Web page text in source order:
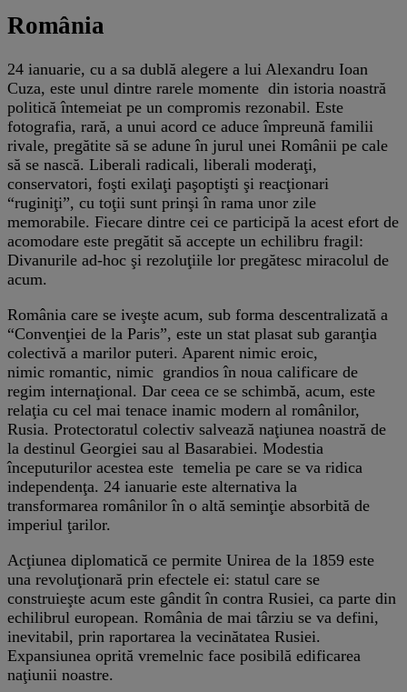
România
24 ianuarie, cu a sa dublă alegere a lui Alexandru Ioan
Cuza, este unul dintre rarele momente din istoria noastră
politică întemeiat pe un compromis rezonabil. Este
fotografia, rară, a unui acord ce aduce împreună familii
rivale, pregătite să se adune în jurul unei Românii pe cale
să se nască. Liberali radicali, liberali moderaţi,
conservatori, foşti exilaţi paşoptişti şi reacţionari
“ruginiţi”, cu toţii sunt prinşi în rama unor zile
memorabile. Fiecare dintre cei ce participă la acest efort de
acomodare este pregătit să accepte un echilibru fragil:
Divanurile ad-hoc şi rezoluţiile lor pregătesc miracolul de
acum.
România care se iveşte acum, sub forma descentralizată a
“Convenţiei de la Paris”, este un stat plasat sub garanţia
colectivă a marilor puteri. Aparent nimic eroic,
nimic romantic, nimic grandios în noua calificare de
regim internaţional. Dar ceea ce se schimbă, acum, este
relaţia cu cel mai tenace inamic modern al românilor,
Rusia. Protectoratul colectiv salvează naţiunea noastră de
la destinul Georgiei sau al Basarabiei. Modestia
începuturilor acestea este temelia pe care se va ridica
independenţa. 24 ianuarie este alternativa la
transformarea românilor în o altă seminţie absorbită de
imperiul ţarilor.
Acţiunea diplomatică ce permite Unirea de la 1859 este
una revoluţionară prin efectele ei: statul care se
construieşte acum este gândit în contra Rusiei, ca parte din
echilibrul european. România de mai târziu se va defini,
inevitabil, prin raportarea la vecinătatea Rusiei.
Expansiunea oprită vremelnic face posibilă edificarea
naţiunii noastre.